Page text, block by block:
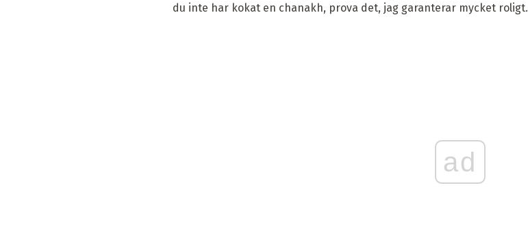
du inte har kokat en chanakh, prova det, jag garanterar mycket roligt.
ad